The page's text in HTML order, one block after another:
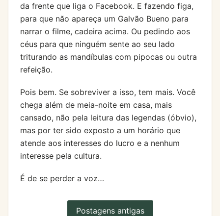
da frente que liga o Facebook. E fazendo figa,
para que não apareça um Galvão Bueno para
narrar o filme, cadeira acima. Ou pedindo aos
céus para que ninguém sente ao seu lado
triturando as mandíbulas com pipocas ou outra
refeição.
Pois bem. Se sobreviver a isso, tem mais. Você
chega além de meia-noite em casa, mais
cansado, não pela leitura das legendas (óbvio),
mas por ter sido exposto a um horário que
atende aos interesses do lucro e a nenhum
interesse pela cultura.
É de se perder a voz…
Postagens antigas